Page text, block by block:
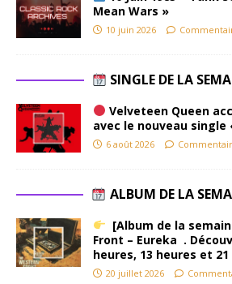
Mean Wars »
10 juin 2026
SINGLE DE LA
Velveteen Queen
avec le nouveau single
6 août 2026
ALBUM DE LA
[Album de la
Front – Eureka .
heures, 13 heures et
20 juillet 2026